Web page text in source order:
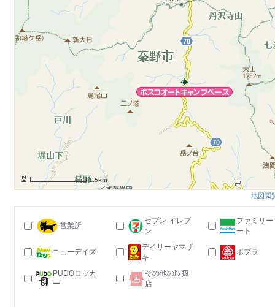
1.5km
地図閲
営業所
セブン-イレブ
ン
ファミリー
ート
ニューデイズ
デイリーヤマザ
キ
ポプラ
PUDOロッカ
ー
その他の取扱
店